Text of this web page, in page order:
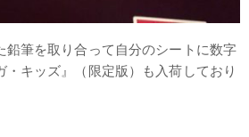
鉛筆を取り合って自分のシートに数字
・キッズ』（限定版）も入荷しており